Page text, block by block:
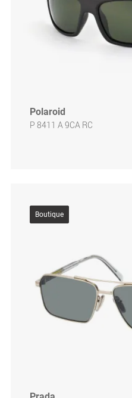
Polaroid
P 8411 A 9CA RC
Boutique